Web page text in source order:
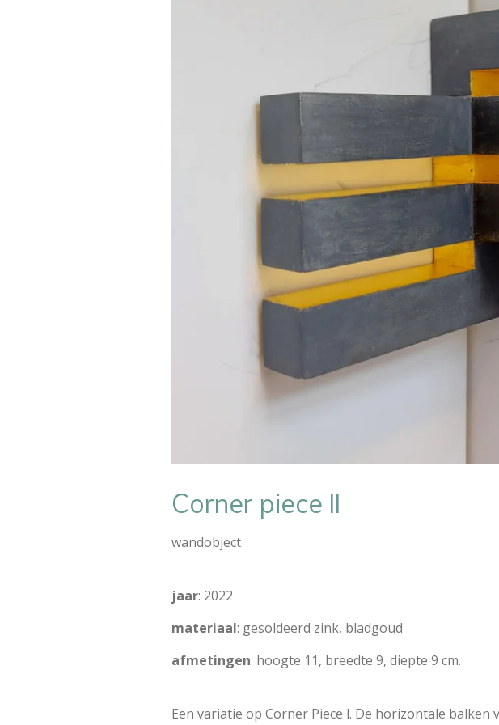
Corner piece ll
wandobject
jaar: 2022
materiaal: gesoldeerd zink, bladgoud
afmetingen: hoogte 11, breedte 9, diepte 9 cm.
Een variatie op Corner Piece l. De horizontale